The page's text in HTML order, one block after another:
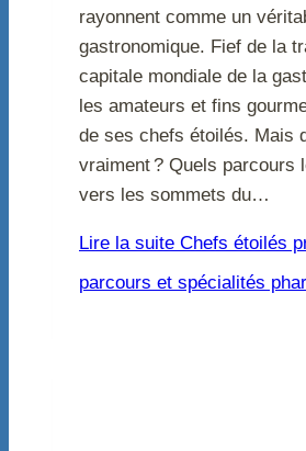
rayonnent comme un
gastronomique. Fief de la
capitale mondiale de la
les amateurs et fins
de ses chefs étoilés. Mais
vraiment ? Quels parcours
vers les sommets du…
Lire la suite Chefs étoilés
parcours et spécialités